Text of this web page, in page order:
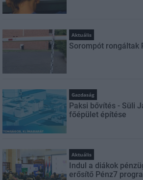
Aktuális
Sorompót rongáltak
Gazdaság
Paksi bővítés - Süli
főépület építése
Aktuális
Indul a diákok
erősítő Pénz7